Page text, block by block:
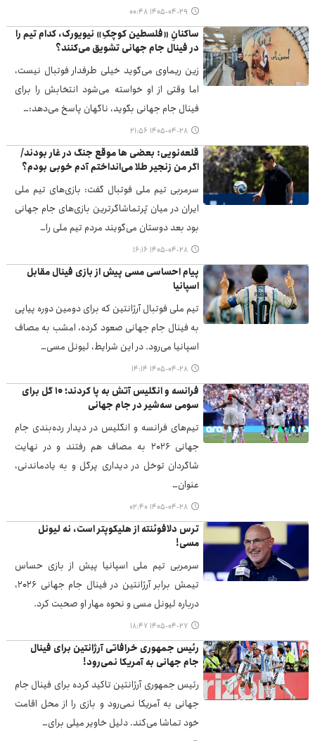
۱۴۰۵-۰۴-۲۹ ۰۰:۴۸
ساکنانِ «فلسطین کوچکِ» نیویورک، کدام تیم را
در فینال جام جهانی تشویق می‌کنند؟
زین ریماوی می‌گوید خیلی طرفدار فوتبال نیست،
اما وقتی از او خواسته می‌شود انتخابش را برای
فینال جام جهانی بگوید، ناگهان پاسخ می‌دهد:…
۱۴۰۵-۰۴-۲۸ ۲۱:۵۶
قلعه‌نویی: بعضی ها موقع جنگ در غار بودند/
اگر من زنجیر طلا می‌انداختم آدم خوبی بودم؟
سرمربی تیم ملی فوتبال گفت: بازی‌های تیم ملی
ایران در میان پُرتماشاگرترین بازی‌های جام جهانی
بود بعد دوستان می‌گویند مردم تیم ملی را…
۱۴۰۵-۰۴-۲۸ ۱۶:۱۶
پیام احساسی مسی پیش از بازی فینال مقابل
اسپانیا
تیم ملی فوتبال آرژانتین که برای دومین دوره پیاپی
به فینال جام جهانی صعود کرده، امشب به مصاف
اسپانیا می‌رود. در این شرایط، لیونل مسی…
۱۴۰۵-۰۴-۲۸ ۱۴:۱۴
فرانسه و انگلیس آتش به پا کردند؛ ۱۰ گل برای
سومی سه‌شیر در جام جهانی
تیم‌های فرانسه و انگلیس در دیدار رده‌بندی جام
جهانی ۲۰۲۶ به مصاف هم رفتند و در نهایت
شاگردان توخل در دیداری پرگل و به یادماندنی،
عنوان…
۱۴۰۵-۰۴-۲۸ ۰۲:۴۰
ترس دلافوئنته از هلیکوپتر است، نه لیونل
مسی!
سرمربی تیم ملی اسپانیا پیش از بازی حساس
تیمش برابر آرژانتین در فینال جام جهانی ۲۰۲۶،
درباره لیونل مسی و نحوه مهار او صحبت کرد.
۱۴۰۵-۰۴-۲۷ ۱۸:۴۷
رئیس جمهوری خرافاتی آرژانتین برای فینال
جام جهانی به آمریکا نمی‌رود!
رئیس جمهوری آرژانتین تاکید کرده برای فینال جام
جهانی به آمریکا نمی‌رود و بازی را از محل اقامت
خود تماشا می‌کند. دلیل خاویر میلی برای…